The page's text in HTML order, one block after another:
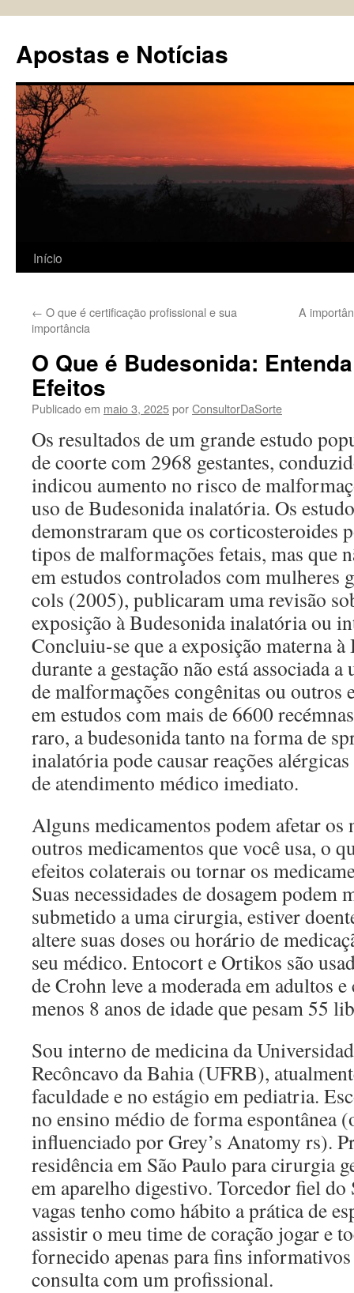
conteúdo
Apostas e Notícias
Início
← O que é certificação profissional e sua
importância
A
O Que é Budesonida:
Efeitos
Publicado em maio 3, 2025porConsultorDaSorte
Os resultados de um grande estudo
de coorte com 2968 gestantes,
indicou aumento no risco de
uso de Budesonida inalatória. Os
demonstraram que os corticosteroides
tipos de malformações fetais, mas que
em estudos controlados com mulheres
cols (2005), publicaram uma revisão
exposição à Budesonida inalatória ou
Concluiu-se que a exposição materna
durante a gestação não está associada
de malformações congênitas ou outros
em estudos com mais de 6600
raro, a budesonida tanto na forma de
inalatória pode causar reações
de atendimento médico imediato.
Alguns medicamentos podem afetar os
outros medicamentos que você usa, o
efeitos colaterais ou tornar os
Suas necessidades de dosagem podem
submetido a uma cirurgia, estiver
altere suas doses ou horário de
seu médico. Entocort e Ortikos são
de Crohn leve a moderada em adultos
menos 8 anos de idade que pesam 55
Sou interno de medicina da
Recôncavo da Bahia (UFRB),
faculdade e no estágio em pediatria.
no ensino médio de forma espontânea
influenciado por Grey’s Anatomy rs).
residência em São Paulo para cirurgia
em aparelho digestivo. Torcedor fiel do
vagas tenho como hábito a prática de
assistir o meu time de coração jogar e
fornecido apenas para fins
consulta com um profissional.